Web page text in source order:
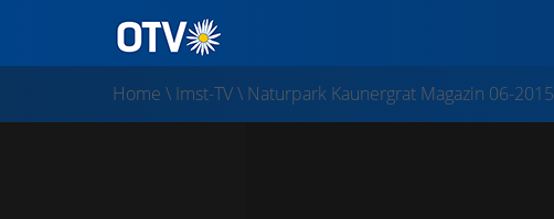
Home \ Imst-TV\ Naturpark Kaunergrat Magazin 06-2015